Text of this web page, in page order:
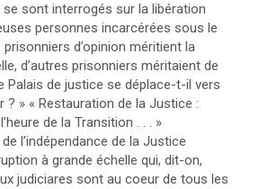
sont interrogés sur la libération
personnes incarcérées sous le
d’opinion méritient la
d’autres prisonniers méritaient de
Palais de justice se déplace-t-il vers
? » « Restauration de la Justice :
de la Transition . . . »
l’indépendance de la Justice
à grande échelle qui, dit-on,
judiciares sont au coeur de tous les